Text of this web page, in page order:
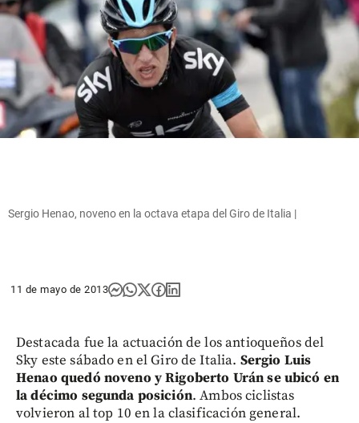
Sergio Henao, noveno en la octava etapa del Giro de Italia |
11 de mayo de 2013
Destacada fue la actuación de los antioqueños del
Sky este sábado en el Giro de Italia. Sergio Luis
Henao quedó noveno y Rigoberto Urán se ubicó en
la décimo segunda posición. Ambos ciclistas
volvieron al top 10 en la clasificación general.